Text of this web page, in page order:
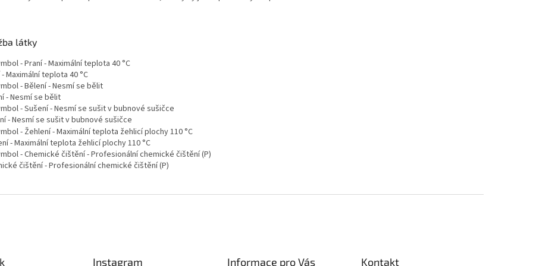
látky
Maximální teplota 40 °C
- Nesmí se bělit
- Nesmí se sušit v bubnové sušičce
- Maximální teplota žehlicí plochy 110 °C
čištění - Profesionální chemické čištění (P)
Instagram Informace pro Vás Kontakt